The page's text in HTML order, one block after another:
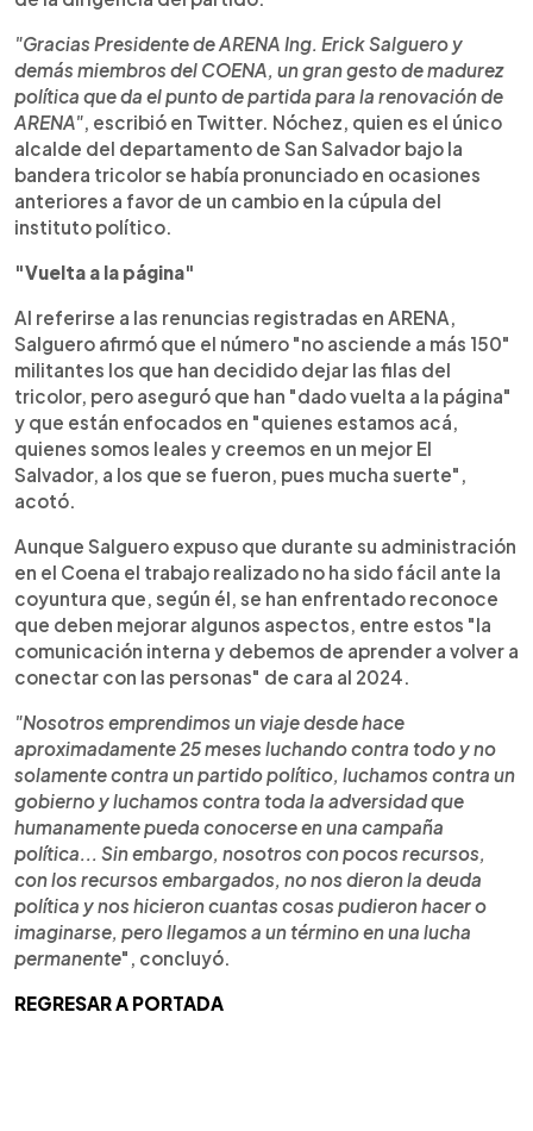
"Gracias Presidente de ARENA Ing. Erick Salguero y
demás miembros del COENA, un gran gesto de madurez
política que da el punto de partida para la renovación de
ARENA", escribió en Twitter. Nóchez, quien es el único
alcalde del departamento de San Salvador bajo la
bandera tricolor se había pronunciado en ocasiones
anteriores a favor de un cambio en la cúpula del
instituto político.
"Vuelta a la página"
Al referirse a las renuncias registradas en ARENA,
Salguero afirmó que el número "no asciende a más 150"
militantes los que han decidido dejar las filas del
tricolor, pero aseguró que han "dado vuelta a la página"
y que están enfocados en "quienes estamos acá,
quienes somos leales y creemos en un mejor El
Salvador, a los que se fueron, pues mucha suerte",
acotó.
Aunque Salguero expuso que durante su administración
en el Coena el trabajo realizado no ha sido fácil ante la
coyuntura que, según él, se han enfrentado reconoce
que deben mejorar algunos aspectos, entre estos "la
comunicación interna y debemos de aprender a volver a
conectar con las personas" de cara al 2024.
"Nosotros emprendimos un viaje desde hace
aproximadamente 25 meses luchando contra todo y no
solamente contra un partido político, luchamos contra un
gobierno y luchamos contra toda la adversidad que
humanamente pueda conocerse en una campaña
política... Sin embargo, nosotros con pocos recursos,
con los recursos embargados, no nos dieron la deuda
política y nos hicieron cuantas cosas pudieron hacer o
imaginarse, pero llegamos a un término en una lucha
permanente", concluyó.
REGRESAR A PORTADA